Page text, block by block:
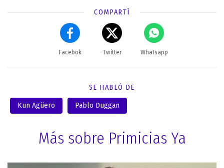
COMPARTÍ
Facebok Twitter Whatsapp
SE HABLÓ DE
Kun Agüero Pablo Duggan
Más sobre Primicias Ya